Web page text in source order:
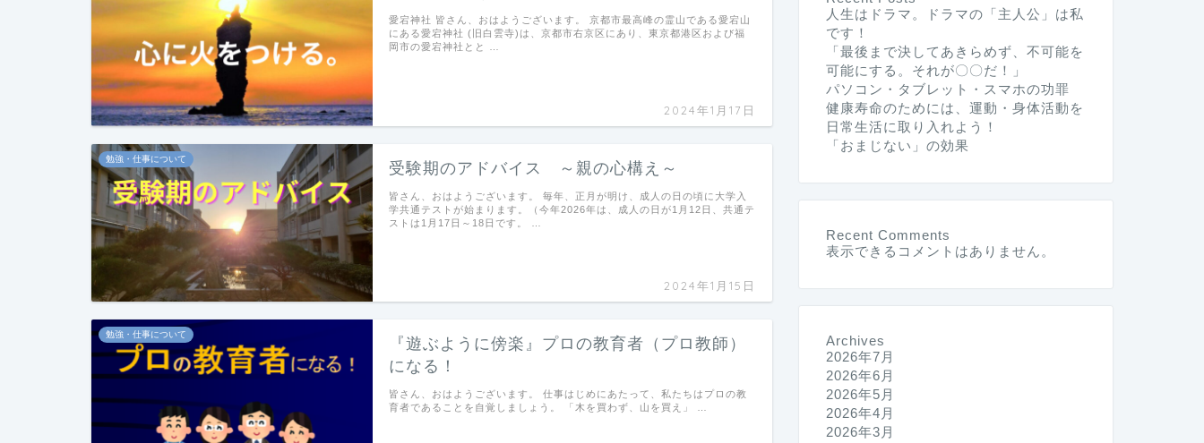
2024年1月17日
愛宕神社 皆さん、おはようございます。 京都市最高峰の霊山である愛宕山
にある愛宕神社 (旧白雲寺)は、京都市右京区にあり、東京都港区および福
岡市の愛宕神社とと …
勉強・仕事について
受験期のアドバイス ～親の心構え～
2024年1月15日
皆さん、おはようございます。 毎年、正月が明け、成人の日の頃に大学入
学共通テストが始まります。（今年2026年は、成人の日が1月12日、共通テ
ストは1月17日～18日です。 …
勉強・仕事について
『遊ぶように傍楽』プロの教育者（プロ教師）
になる！
皆さん、おはようございます。 仕事はじめにあたって、私たちはプロの教
育者であることを自覚しましょう。 「木を買わず、山を買え」 …
人生はドラマ。ドラマの「主人公」は私
です！
「最後まで決してあきらめず、不可能を
可能にする。それが〇〇だ！」
パソコン・タブレット・スマホの功罪
健康寿命のためには、運動・身体活動を
日常生活に取り入れよう！
「おまじない」の効果
Recent Comments
表示できるコメントはありません。
Archives
2026年7月
2026年6月
2026年5月
2026年4月
2026年3月